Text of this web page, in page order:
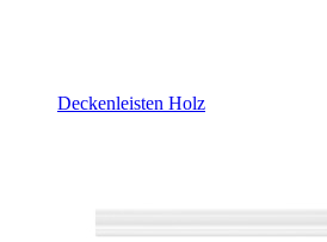
Deckenleisten Holz